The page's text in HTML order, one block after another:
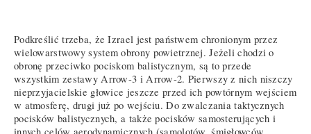
Podkreślić trzeba, że Izrael jest państwem chronionym przez
wielowarstwowy system obrony powietrznej. Jeżeli chodzi o
obronę przeciwko pociskom balistycznym, są to przede
wszystkim zestawy Arrow-3 i Arrow-2. Pierwszy z nich niszczy
nieprzyjacielskie głowice jeszcze przed ich powtórnym wejściem
w atmosferę, drugi już po wejściu. Do zwalczania taktycznych
pocisków balistycznych, a także pocisków samosterujących i